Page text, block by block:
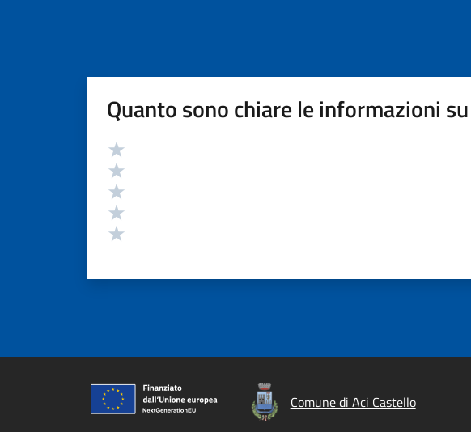
Quanto sono chiare le informazioni
Valutazione
Comune di Aci Castello